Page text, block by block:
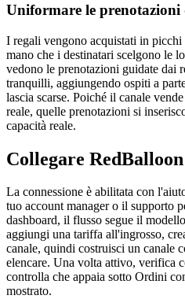
Uniformare le
I regali vengono acquistati in picchi
mano che i destinatari scelgono le
vedono le prenotazioni guidate dai
tranquilli, aggiungendo ospiti a
lascia scarse. Poiché il canale
reale, quelle prenotazioni si
capacità reale.
Collegare
La connessione è abilitata con
tuo account manager o il supporto
dashboard, il flusso segue il
aggiungi una tariffa all'ingrosso,
canale, quindi costruisci un canale
elencare. Una volta attivo, verifica
controlla che appaia sotto Ordini
mostrato.